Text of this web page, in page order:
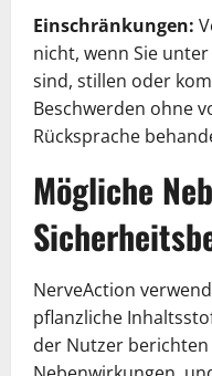
Einschränkungen:
nicht, wenn Sie
sind, stillen oder
Beschwerden ohne
Rücksprache
Mögliche
NerveAction
pflanzliche
der Nutzer